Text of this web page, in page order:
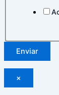
Enviar
×